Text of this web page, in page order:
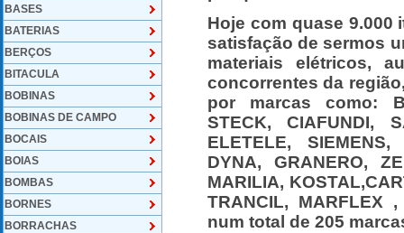
BASES
BATERIAS
BERÇOS
BITACULA
BOBINAS
BOBINAS DE CAMPO
BOCAIS
BOIAS
BOMBAS
BORNES
BORRACHAS
Hoje com quase 9.000
satisfação de sermos
materiais elétricos,
concorrentes da
por marcas como:
STECK, CIAFUNDI,
ELETELE,
DYNA, GRANERO,
MARILIA,
TRANCIL, MARFLEX
num total de 205